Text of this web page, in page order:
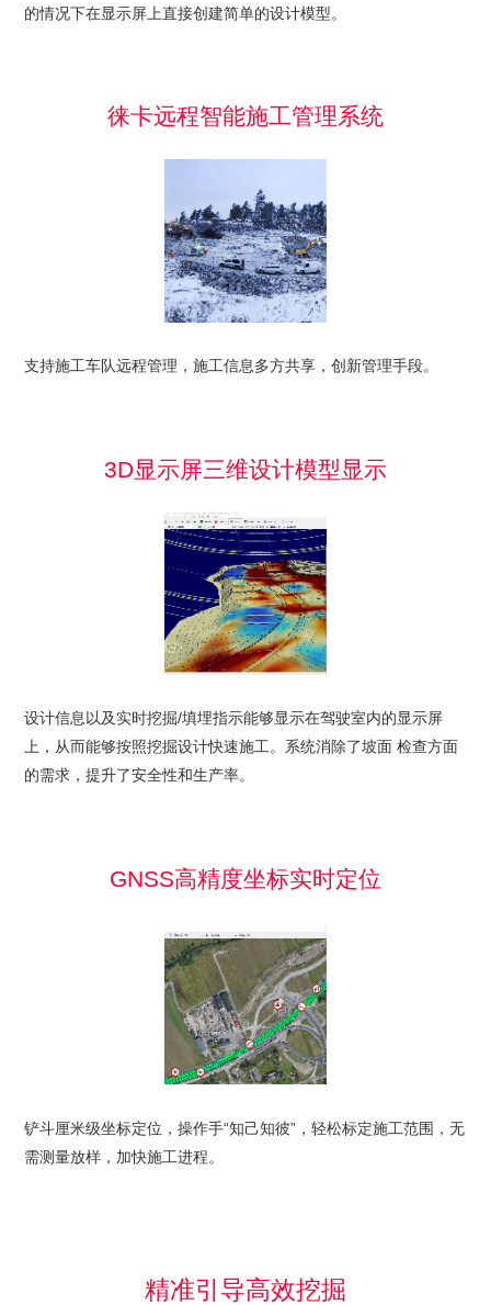
的情况下在显示屏上直接创建简单的设计模型。
徕卡远程智能施工管理系统
支持施工车队远程管理，施工信息多方共享，创新管理手段。
3D显示屏三维设计模型显示
设计信息以及实时挖掘/填埋指示能够显示在驾驶室内的显示屏
上，从而能够按照挖掘设计快速施工。系统消除了坡面 检查方面
的需求，提升了安全性和生产率。
GNSS高精度坐标实时定位
铲斗厘米级坐标定位，操作手“知己知彼”，轻松标定施工范围，无
需测量放样，加快施工进程。
精准引导高效挖掘